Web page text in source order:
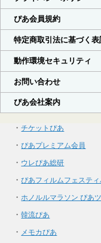
・チケットぴあ
・ぴあプレミアム会員
・ ウレぴあ総研
・ぴあフィルムフェスティ
・ホノルルマラソン ぴあ
・韓流ぴあ
・ メモカぴあ